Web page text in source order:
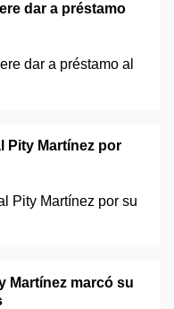
dar a préstamo
Pity Martínez por
Martínez marcó su